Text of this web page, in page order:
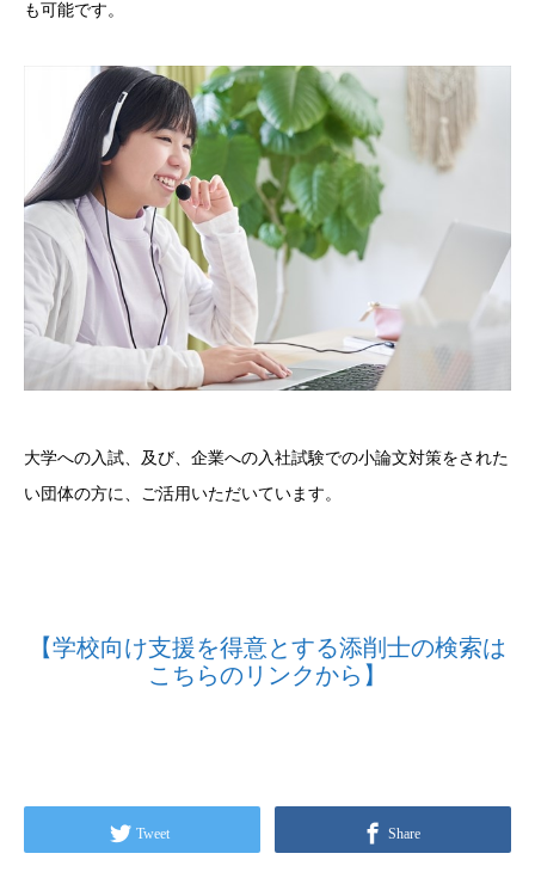
も可能です。
大学への入試、及び、企業への入社試験での小論文対策をされた
い団体の方に、ご活用いただいています。
【学校向け支援を得意とする添削士の検索は
こちらのリンクから】
Tweet Share